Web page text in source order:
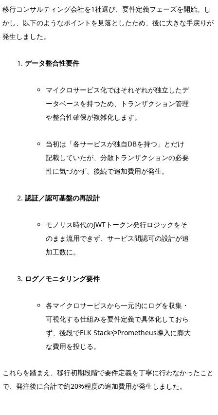
移行コンサルティング会社を1社選び、要件定義フェーズを開始。し
かし、以下のようなポイントを見落としたため、後に大きな手戻りが
発生しました。
データ整合性要件
マイクロサービス化ではそれぞれが独立したデ
ータベースを持つため、トランザクション管理
や整合性確保が複雑化します。
当初は「各サービスが独自DBを持つ」とだけ
記載していたが、分散トランザクションの必要
性に気づかず、後続で追加費用が発生。
認証／認可基盤の再設計
モノリス時代のJWTトークン発行ロジックをそ
のまま流用できず、サービス間認可の設計が追
加工数に。
ログ／モニタリング要件
各マイクロサービスから一元的にログを収集・
可視化する仕組みを要件定義で具体化しておら
ず、後段でELK StackやPrometheus導入に膨大
な費用を投じる。
これらを踏まえ、移行初期段階で要件定義を丁寧に行わなかったこと
で、発注後に合計で約20%程度の追加費用が発生しました。